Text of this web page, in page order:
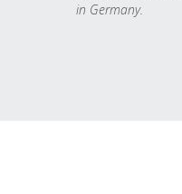
in Germany.